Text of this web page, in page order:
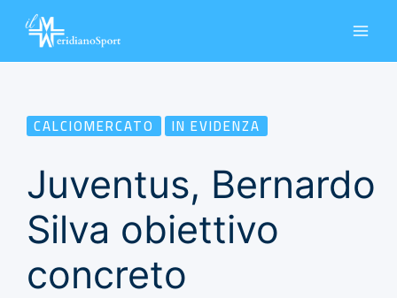
CALCIOMERCATO IN EVIDENZA
Juventus, Bernardo
Silva obiettivo
concreto